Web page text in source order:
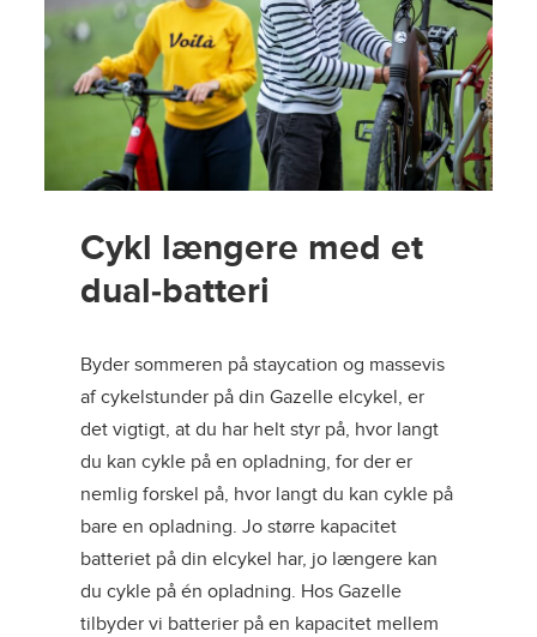
Cykl længere med et
dual-batteri
Byder sommeren på staycation og massevis
af cykelstunder på din Gazelle elcykel, er
det vigtigt, at du har helt styr på, hvor langt
du kan cykle på en opladning, for der er
nemlig forskel på, hvor langt du kan cykle på
bare en opladning. Jo større kapacitet
batteriet på din elcykel har, jo længere kan
du cykle på én opladning. Hos Gazelle
tilbyder vi batterier på en kapacitet mellem